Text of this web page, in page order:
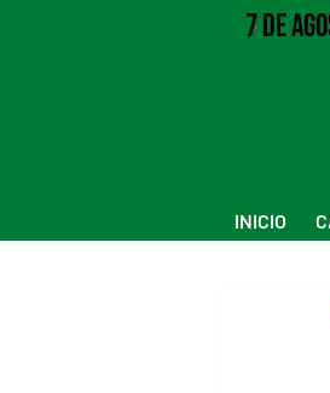
7 de
INICIO